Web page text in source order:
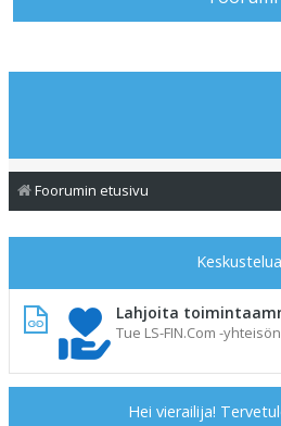
Foorumin etusivu
Lahjoita
Tue LS-FIN.Com -
Hei vierailija!